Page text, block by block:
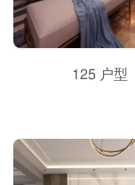
125 户型